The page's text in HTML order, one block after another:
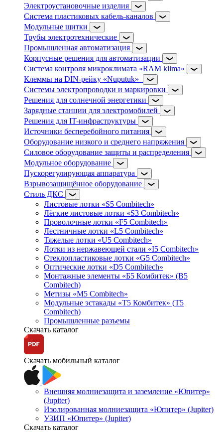
Электроустановочные изделия
Система пластиковых кабель-каналов
Модульные щитки
Трубы электротехнические
Промышленная автоматизация
Корпусные решения для автоматизации
Система контроля микроклимата «RAM klima»
Клеммы на DIN-рейку «Nuputuk»
Системы электропроводки и маркировки
Решения для солнечной энергетики
Зарядные станции для электромобилей
Решения для IT-инфраструктуры
Источники бесперебойного питания
Оборудование низкого и среднего напряжения
Силовое оборудование защиты и распределения
Модульное оборудование
Пускорегулирующая аппаратура
Взрывозащищённое оборудование
Стиль ДКС
Листовые лотки «S5 Combitech»
Лёгкие листовые лотки «S3 Combitech»
Проволочные лотки «F5 Combitech»
Лестничные лотки «L5 Combitech»
Тяжелые лотки «U5 Combitech»
Лотки из нержавеющей стали «I5 Combitech»
Стеклопластиковые лотки «G5 Combitech»
Оптические лотки «D5 Combitech»
Монтажные элементы «Б5 Комбитек» (B5
Combitech)
Метизы «M5 Combitech»
Модульные эстакады «Т5 Комбитек» (T5
Combitech)
Промышленные разъемы
Скачать каталог
Скачать мобильный каталог
Внешняя молниезащита и заземление «Юпитер»
(Jupiter)
Изолированная молниезащита «Юпитер» (Jupiter)
УЗИП «Юпитер» (Jupiter)
Скачать каталог